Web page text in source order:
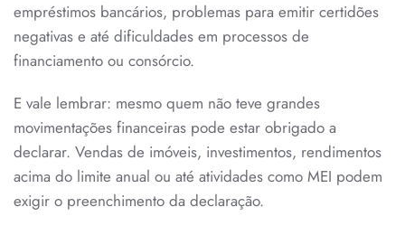
empréstimos bancários, problemas para emitir certidões
negativas e até dificuldades em processos de
financiamento ou consórcio.
E vale lembrar: mesmo quem não teve grandes
movimentações financeiras pode estar obrigado a
declarar. Vendas de imóveis, investimentos, rendimentos
acima do limite anual ou até atividades como MEI podem
exigir o preenchimento da declaração.